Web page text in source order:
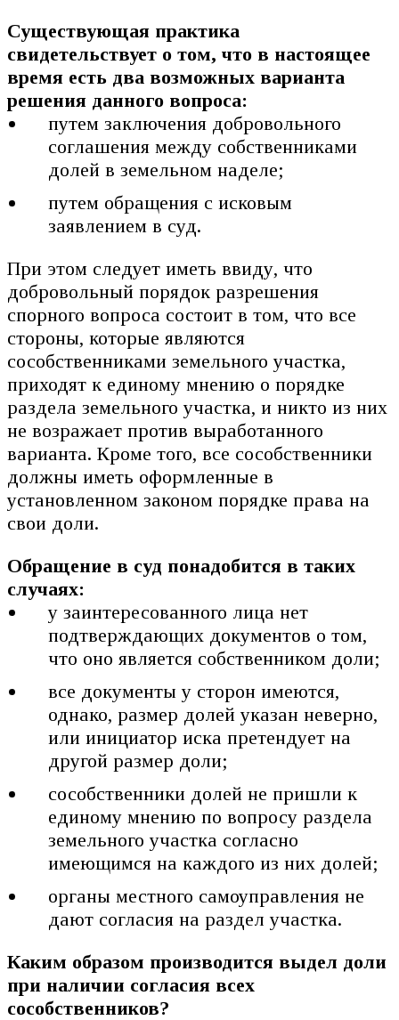
Существующая практика
свидетельствует о том, что в настоящее
время есть два возможных варианта
решения данного вопроса:
путем заключения добровольного
соглашения между собственниками
долей в земельном наделе;
путем обращения с исковым
заявлением в суд.
При этом следует иметь ввиду, что
добровольный порядок разрешения
спорного вопроса состоит в том, что все
стороны, которые являются
сособственниками земельного участка,
приходят к единому мнению о порядке
раздела земельного участка, и никто из них
не возражает против выработанного
варианта. Кроме того, все сособственники
должны иметь оформленные в
установленном законом порядке права на
свои доли.
Обращение в суд понадобится в таких
случаях:
у заинтересованного лица нет
подтверждающих документов о том,
что оно является собственником доли;
все документы у сторон имеются,
однако, размер долей указан неверно,
или инициатор иска претендует на
другой размер доли;
сособственники долей не пришли к
единому мнению по вопросу раздела
земельного участка согласно
имеющимся на каждого из них долей;
органы местного самоуправления не
дают согласия на раздел участка.
Каким образом производится выдел доли
при наличии согласия всех
сособственников?